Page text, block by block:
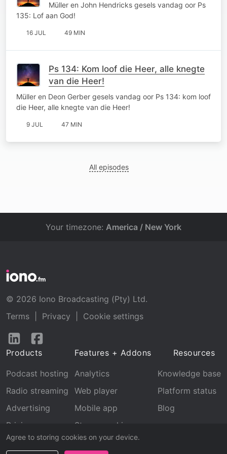
Müller en John Hendricks gesels vandag oor Ps
135: Lof aan God!
16 JUL 49 MIN
Ps 134: Kom loof die Heer, alle knegte
van die Heer!
Müller en Deon Gerber gesels vandag oor Ps 134: kom loof
die Heer, alle knegte van die Heer!
9 JUL 47 MIN
All episodes
Agree to storing cookies on your device.
Your timezone: America / New York
© 2026 Iono Broadcasting (Pty) Ltd.
Terms
Privacy
Cookie settings
Follow
LinkedInFacebook
Products
Podcast hosting
Radio streaming
Advertising
Pricing
Features + Addons
Analytics
Web player
Mobile app
Stream archive
Recognition
Resources
Knowledge base
Platform status
Blog